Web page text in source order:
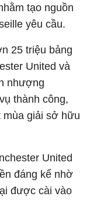
tạo nguồn
yêu cầu.
25 triệu bảng
United và
nhượng
thành công,
mùa giải sở hữu
United
đáng kể nhờ
được cài vào